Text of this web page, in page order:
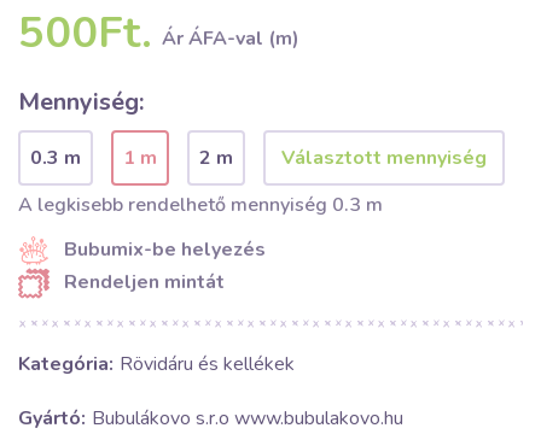
500Ft. Ár ÁFA-val (m)
Mennyiség:
0.3 m 1 m
2 m
A legkisebb rendelhető mennyiség 0.3 m
Bubumix-be helyezés
Rendeljen mintát
Kategória: Rövidáru és kellékek
Gyártó: Bubulákovo s.r.o www.bubulakovo.hu